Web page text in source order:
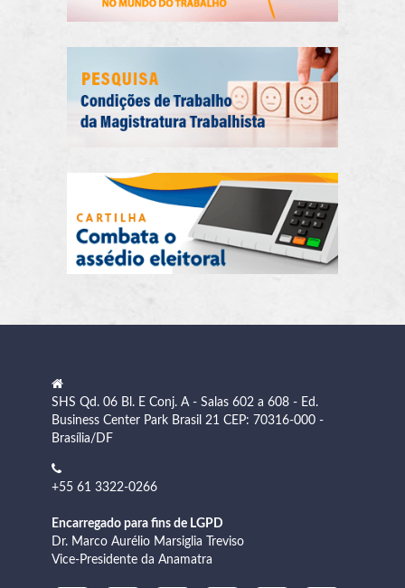
SHS Qd. 06 Bl. E Conj. A - Salas 602 a 608 - Ed.
Business Center Park Brasil 21 CEP: 70316-000 -
Brasília/DF
+55 61 3322-0266
Encarregado para fins de LGPD
Dr. Marco Aurélio Marsiglia Treviso
Vice-Presidente da Anamatra